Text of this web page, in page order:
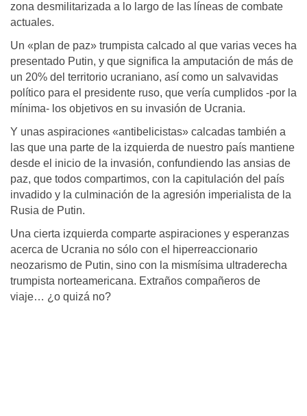
zona desmilitarizada a lo largo de las líneas de combate
actuales.
Un «plan de paz» trumpista calcado al que varias veces ha
presentado Putin, y que significa la amputación de más de
un 20% del territorio ucraniano, así como un salvavidas
político para el presidente ruso, que vería cumplidos -por la
mínima- los objetivos en su invasión de Ucrania.
Y unas aspiraciones «antibelicistas» calcadas también a
las que una parte de la izquierda de nuestro país mantiene
desde el inicio de la invasión, confundiendo las ansias de
paz, que todos compartimos, con la capitulación del país
invadido y la culminación de la agresión imperialista de la
Rusia de Putin.
Una cierta izquierda comparte aspiraciones y esperanzas
acerca de Ucrania no sólo con el hiperreaccionario
neozarismo de Putin, sino con la mismísima ultraderecha
trumpista norteamericana. Extraños compañeros de
viaje… ¿o quizá no?